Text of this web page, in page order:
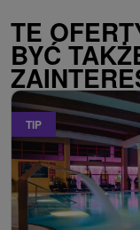
TE
BYĆ
TIP